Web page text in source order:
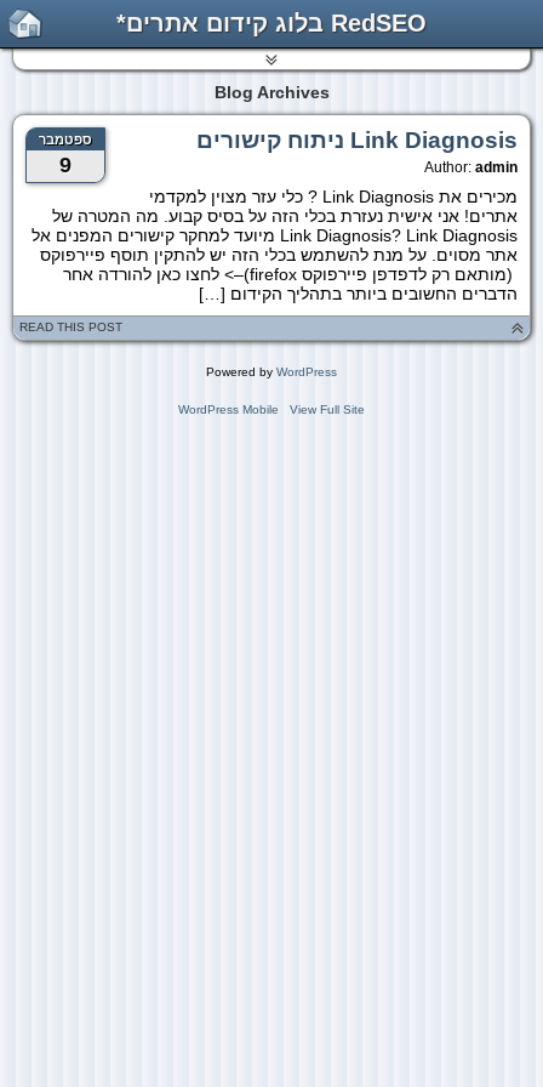
RedSEO בלוג קידום אתרים*
Blog Archives
ספטמבר
9
Link Diagnosis ניתוח קישורים
Author: admin
מכירים את Link Diagnosis ? כלי עזר מצוין למקדמי
אתרים! אני אישית נעזרת בכלי הזה על בסיס קבוע. מה המטרה של
Link Diagnosis? Link Diagnosis מיועד למחקר קישורים המפנים אל
אתר מסוים. על מנת להשתמש בכלי הזה יש להתקין תוסף פיירפוקס
(מותאם רק לדפדפן פיירפוקס firefox)–> לחצו כאן להורדה אחר
הדברים החשובים ביותר בתהליך הקידום […]
READ THIS POST
Powered by WordPress
WordPress Mobile View Full Site